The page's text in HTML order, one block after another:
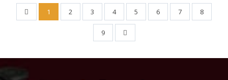
1 2 3 4 5 6 7 8
9